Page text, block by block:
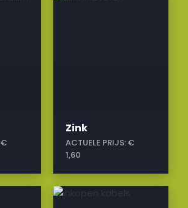
€
Zink
ACTUELE PRIJS:€
1,60
a